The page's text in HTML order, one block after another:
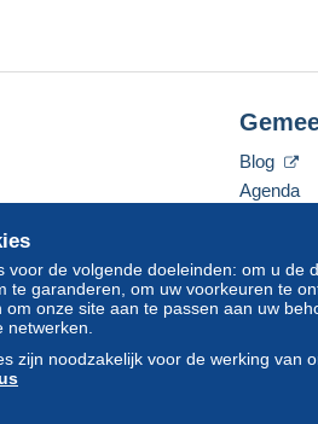
voor de volgende doeleinden: om u
te garanderen, om uw voorkeuren te
onze site aan te passen aan uw
zijn noodzakelijk voor de werking van
Blog
Agenda
Alle rechten voorbehouden.